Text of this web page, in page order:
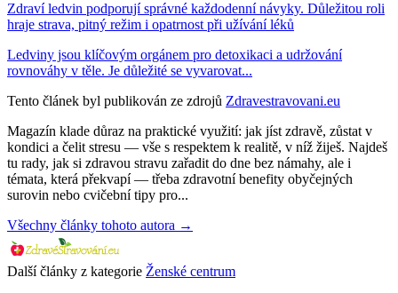
Zdraví ledvin podporují správné každodenní návyky. Důležitou roli
hraje strava, pitný režim i opatrnost při užívání léků
Ledviny jsou klíčovým orgánem pro detoxikaci a udržování
rovnováhy v těle. Je důležité se vyvarovat...
Tento článek byl publikován ze zdrojů Zdravestravovani.eu
Magazín klade důraz na praktické využití: jak jíst zdravě, zůstat v
kondici a čelit stresu — vše s respektem k realitě, v níž žiješ. Najdeš
tu rady, jak si zdravou stravu zařadit do dne bez námahy, ale i
témata, která překvapí — třeba zdravotní benefity obyčejných
surovin nebo cvičební tipy pro...
Všechny články tohoto autora →
Další články z kategorie Ženské centrum